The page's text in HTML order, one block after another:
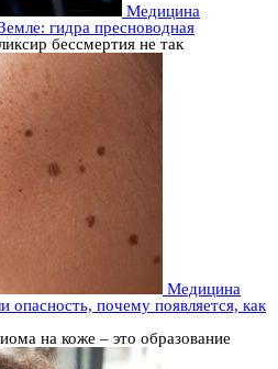
Медицина
гидра пресноводная
бессмертия не так
Медицина
опасность, почему появляется, как
на коже – это образование